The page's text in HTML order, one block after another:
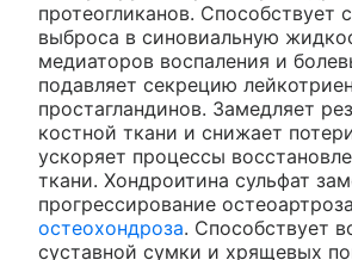
протеогликанов. Способствует
выброса в синовиальную
медиаторов воспаления и
подавляет секрецию
простагландинов. Замедляет
костной ткани и снижает
ускоряет процессы
ткани. Хондроитина сульфат
прогрессирование
остеохондроза. Способствует
суставной сумки и хрящевых